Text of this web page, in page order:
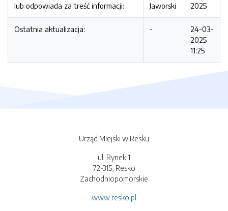
lub odpowiada za treść informacji:
Jaworski
2025
Ostatnia aktualizacja: -
24-03-
2025
11:25
Urząd Miejski w Resku
ul. Rynek 1
72-315, Resko
Zachodniopomorskie
www.resko.pl